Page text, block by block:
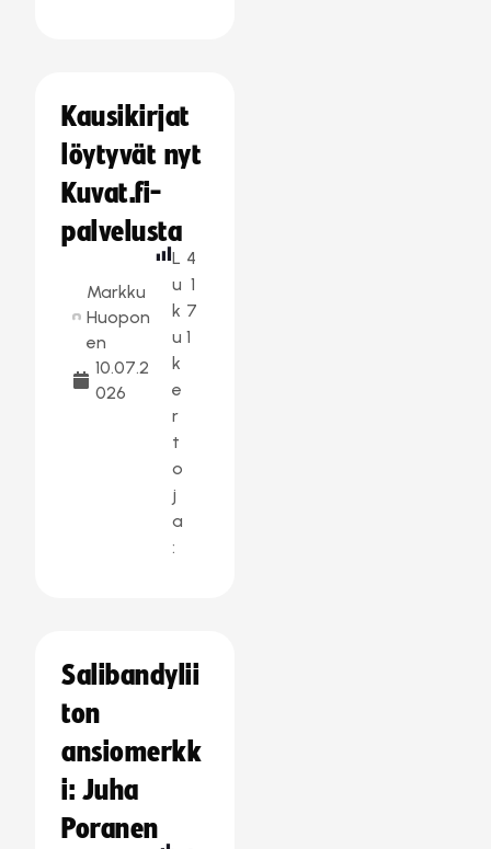
Kausikirjat
löytyvät nyt
Kuvat.fi-
palvelusta
Markku
Huopon
en
10.07.2
026
L
u
k
u
k
e
r
t
o
j
a
:
4
1
7
1
Salibandylii
ton
ansiomerkk
i: Juha
Poranen